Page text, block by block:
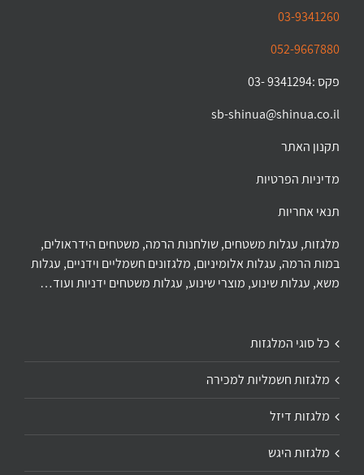
03-9341260
052-9667880
פקס :9341294 -03
sb-shinua@shinua.co.il
תקנון האתר
מדיניות הפרטיות
תנאי אחריות
מלגזות, עגלות משטחים, שולחנות הרמה, משטחים הידראולים,
במות הרמה, עגלות אלומיניום, מלגזונים חשמליים וידניים, עגלות
משא, עגלות שינוע, מוצרי שינוע, עגלות משטחים ידניות ועוד…
כל סוגי המלגזות
מלגזות חשמליות למכירה
מלגזות דיזל
מלגזות היגש